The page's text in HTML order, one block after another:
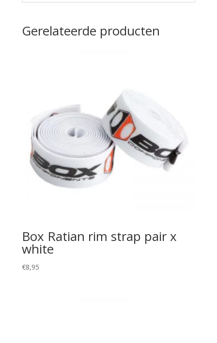
Gerelateerde producten
Box Ratian rim strap pair x
white
€8,95